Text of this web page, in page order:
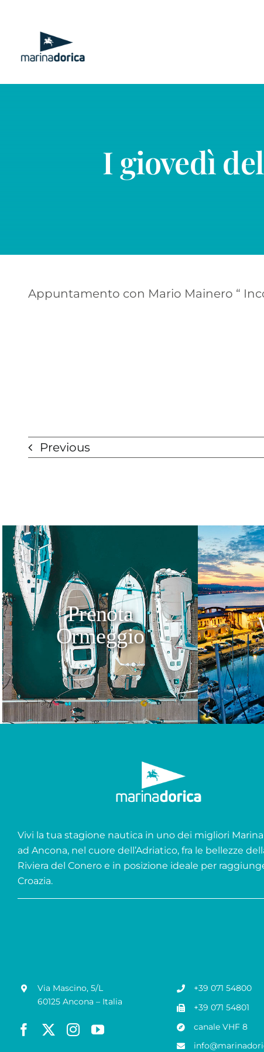
contenuto
I giovedì
Appuntamento con Mario Mainero “
Previous
Prenota
Ormeggio
Vivi la tua stagione nautica in uno dei migliori Marina
ad Ancona, nel cuore dell’Adriatico, fra le bellezze
Riviera del Conero e in posizione ideale per
Croazia.
Via Mascino, 5/L
60125 Ancona – Italia
+39 071 54800
+39 071 54801
canale VHF 8